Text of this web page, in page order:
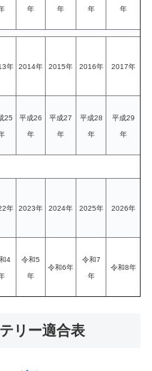
年 年 年 年
年 2014年 2015年 2016年 2017年
25 平成26
年
平成27
年
平成28
年
平成29
年
年 2023年 2024年 2025年 2026年
4 令和5
年
令和6年
令和7
年
令和8年
リー適合表